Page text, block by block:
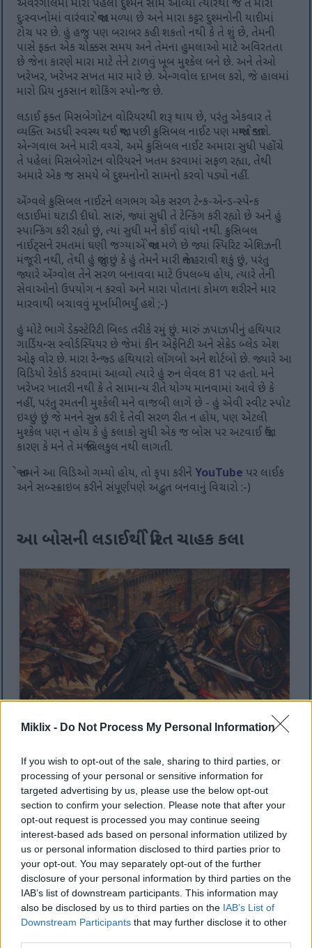
Miklix - Do Not Process My Personal Information
If you wish to opt-out of the sale, sharing to third parties, or
processing of your personal or sensitive information for
targeted advertising by us, please use the below opt-out
section to confirm your selection. Please note that after your
opt-out request is processed you may continue seeing
interest-based ads based on personal information utilized by
us or personal information disclosed to third parties prior to
your opt-out. You may separately opt-out of the further
disclosure of your personal information by third parties on the
IAB’s list of downstream participants. This information may
also be disclosed by us to third parties on the IAB’s List of
Downstream Participants that may further disclose it to other
એવરગોલમાં મારો પહેલો દુશ્મન સામે આવ્યો ત્યારથી જ તે મારા
દુઃસ્વપ્નોમાં વારંવાર જોવા મળ્યા છે અને મારા કટ્ટર દુશ્મનોની યાદીમાં
ટોચ પર છે. હું હજુ પણ બરાબર કહી શકતો નથી કે તે શું છે, તેમની
પાસે ફક્ત એક ચોક્કસ સમય અને તેમના હુમલાઓ માટે અવિરતતા
છે જેના કારણે મારા માટે તેને ટાળવું ખૂબ મુશ્કેલ બને છે. અને તેઓ
ખરેખર, ખરેખર સખત માર મારે છે. એન્ગવોલ દાખલ કરો, જે હાલમાં
મારો પ્રિય નુકસાન શોકિંગ સ્પોન્જ છે.
લડાઈ ફક્ત મિસબેગોટન વોરિયરથી શરૂ થાય છે, પરંતુ એકવાર તે
વ્યક્તિ અડધી સ્વસ્થ થઈ જાય, પછી ક્રુસિબલ નાઈટ પણ મજામાં જોડાશે.
એન્ગવાલ અને મારી વચ્ચે, અમે ક્રુસિબલ નાઈટ અમારા સુધી પહોંચે
તે પહેલાં મિસબેગોટન વોરિયરને ખતમ કરવામાં સફળ રહ્યા, તેથી
અમારે એક જ સમયે બે દુશ્મનોનો સામનો કરવો પડ્યો નહીં.
એંગ્વલે ક્રુસિબલ નાઈટને લગભગ એક સરળ ટેન્ક-એન્ડ-સ્પેન્ક
લડાઈમાં ઘટાડી દીધો. સારું, જ્યાં સુધી તે ટેન્કિંગ કરી રહ્યો છે અને હું
સ્પાન્કિંગ કરી રહ્યો છું, ત્યાં સુધી મને કોઈ વાંધો નથી. ક્રુસિબલ
નાઈટ્સને રમતમાં ઘણી જગ્યાએ જોવા મળે છે જ્યાં સ્પિરિટ એશિઝની
મંજૂરી નથી, તેથી હું જાણું છું કે હું તેમને મારી જાતે હરાવી શકું છું, પરંતુ
જ્યારે એંગ્વોલ તેને સરળ બનાવવા માટે ઉપલબ્ધ હોય, ત્યારે તેની
સેવાઓનો ઉપયોગ ન કરવો અને મારા પોતાના કોમળ શરીરને માર
મારવાથી બચાવવું મૂર્ખામીભર્યું હશે ;-)
હું મોટે ભાગે ડેક્સ્ટેરિટી બિલ્ડ તરીકે રમું છું. મારું ઝપાઝપીનું હથિયાર
ગાર્ડિયન્સ સ્વોર્ડસ્પિયર છે જેમાં કીન એફેનિટી અને સેક્રેડ બ્લેડ એશ
ઓફ વોર છે. મારા રેન્જ્ડ હથિયારો લોંગબો અને શોર્ટબો છે. જ્યારે આ
વિડિયો રેકોર્ડ કરવામાં આવ્યો ત્યારે હું રુન લેવલ 81 પર હતો. મને
ખરેખર ખાતરી નથી કે તે સામાન્ય રીતે યોગ્ય માનવામાં આવે છે કે
નહીં, પરંતુ રમતની મુશ્કેલી મને વાજબી લાગે છે - હું એવી સ્વીટ સ્પોટ
ઇચ્છું છું જે મનને સુન્ન કરી દે તેવી સરળ રીત ન હોય, પણ એટલી
મુશ્કેલ પણ ન હોય કે હું કલાકો સુધી એક જ બોસ પર અટવાઈ જાઉં,
કારણ કે મને તે મજા બિલકુલ નથી લાગતી.
જો તમને આ વિડિઓ ગમ્યો હોય, તો કૃપા કરીને YouTube પર લાઈક
અને સબ્સ્ક્રાઇબ કરીને સંપૂર્ણપણે અદ્ભુત બનવાનું વિચારો :-)
આ બોસની લડાઈથી પ્રેરિત ચાહક કલા
રેડમેન કેસલના સળગતા આંગણામાં મિસબેગોટન વોરિયર અને તલવાર
અને ઢાલ સાથે ક્રુસિબલ નાઈટનો સામનો કરી રહેલા કાળા છરીના
બખ્તરમાં કલંકિતનું એનાઇમ-શૈલીનું ચિત્ર.
વધુ માહિતી અને ઉચ્ચ રિઝોલ્યુશન માટે છબી પર ક્લિક કરો અથવા ટેપ
કરો.